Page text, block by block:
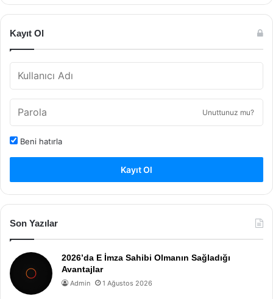
Kayıt Ol
Unuttunuz mu?
Beni hatırla
Kayıt Ol
Son Yazılar
2026’da E İmza Sahibi Olmanın Sağladığı
Avantajlar
Admin 1 Ağustos 2026